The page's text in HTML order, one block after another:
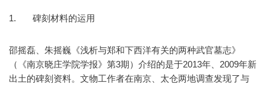
1. 碑刻材料的运用
邵摇磊、朱摇巍《浅析与郑和下西洋有关的两种武官墓志》
（《南京晓庄学院学报》第3期）介绍的是于2013年、2009年新
出土的碑刻资料。文物工作者在南京、太仓两地调查发现了与